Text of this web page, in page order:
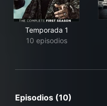
Temporada 1
10 episodios
Episodios (10)